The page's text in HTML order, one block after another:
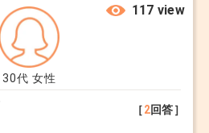
、担当者に「この流れと費用
明してほしい」と聞いてみて
、不安はかなり解消されるは
すが、トータルの支払いが増え
す。 金利がどこまで上がるか
タイミングで判断すればいいの
30代 女性
［2回答］
117 view